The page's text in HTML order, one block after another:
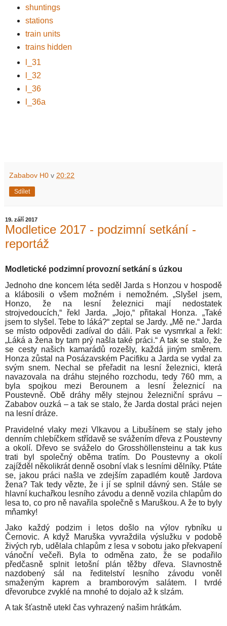
shuntings
stations
train units
trains hidden
l_31
l_32
l_36
l_36a
Zababov H0 v 20:22
Sdílet
19. září 2017
Modletice 2017 - podzimní setkání -
reportáž
Modletické podzimní provozní setkání s úzkou
Jednoho dne koncem léta seděl Jarda s Honzou v hospodě
a klábosili o všem možném i nemožném. „Slyšel jsem,
Honzo, že na lesní železnici mají nedostatek
strojvedoucích,“ řekl Jarda. „Jojo,“ přitakal Honza. „Také
jsem to slyšel. Tebe to láká?“ zeptal se Jardy. „Mě ne.“ Jarda
se místo odpovědi zadíval do dáli. Pak se vysmrkal a řekl:
„Láká a žena by tam prý našla také práci.“ A tak se stalo, že
se cesty našich kamarádů rozešly, každá jiným směrem.
Honza zůstal na Posázavském Pacifiku a Jarda se vydal za
svým snem. Nechal se přeřadit na lesní železnici, která
navazovala na dráhu stejného rozchodu, tedy 760 mm, a
byla spojkou mezi Berounem a lesní železnicí na
Poustevně. Obě dráhy měly stejnou železniční správu –
Zababov ouzká – a tak se stalo, že Jarda dostal práci nejen
na lesní dráze.
Pravidelné vlaky mezi Vlkavou a Libušínem se staly jeho
denním chlebíčkem střídavě se svážením dřeva z Poustevny
a okolí. Dřevo se sváželo do Grosshöllensteinu a tak kus
trati byl společný oběma tratím. Do Poustevny a okolí
zajížděl několikrát denně osobní vlak s lesními dělníky. Ptáte
se, jakou práci našla ve zdejším zapadlém koutě Jardova
žena? Tak tedy vězte, že i jí se splnil dávný sen. Stále se
hlavní kuchařkou lesního závodu a denně vozila chlapům do
lesa to, co pro ně navařila společně s Maruškou. A že to byly
mňamky!
Jako každý podzim i letos došlo na výlov rybníku u
Černovic. A když Maruška vyvraždila výslužku v podobě
živých ryb, udělala chlapům z lesa v sobotu jako překvapení
vánoční večeři. Byla to odměna zato, že se podařilo
předčasně splnit letošní plán těžby dřeva. Slavnostně
nazdobený sál na ředitelství lesního závodu voněl
smaženým kaprem a bramborovým salátem. I tvrdé
dřevorubce zvyklé na mnohé to dojalo až k slzám.
A tak šťastně utekl čas vyhrazený našim hrátkám.